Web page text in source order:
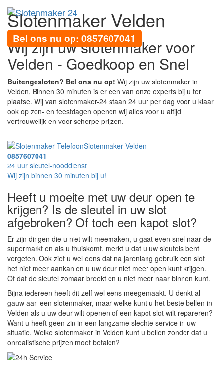
Bel ons nu op: 0857607041
Slotenmaker Velden
Wij zijn uw slotenmaker voor
Velden - Goedkoop en Snel
Buitengesloten? Bel ons nu op! Wij zijn uw slotenmaker in
Velden, Binnen 30 minuten is er een van onze experts bij u ter
plaatse. Wij van slotenmaker-24 staan 24 uur per dag voor u klaar
ook op zon- en feestdagen openen wij alles voor u altijd
vertrouwelijk en voor scherpe prijzen.
Slotenmaker Velden
0857607041
24 uur sleutel-nooddienst
Wij zijn binnen 30 minuten bij u!
Heeft u moeite met uw deur open te
krijgen? Is de sleutel in uw slot
afgebroken? Of toch een kapot slot?
Er zijn dingen die u niet wilt meemaken, u gaat even snel naar de
supermarkt en als u thuiskomt, merkt u dat u uw sleutels bent
vergeten. Ook ziet u wel eens dat na jarenlang gebruik een slot
het niet meer aankan en u uw deur niet meer open kunt krijgen.
Of dat de sleutel zomaar breekt en u niet meer naar binnen kunt.
Bijna iedereen heeft dit zelf wel eens meegemaakt. U denkt al
gauw aan een slotenmaker, maar welke kunt u het beste bellen in
Velden als u uw deur wilt openen of een kapot slot wilt repareren?
Want u heeft geen zin in een langzame slechte service in uw
situatie. Welke slotenmaker in Velden kunt u bellen zonder dat u
onrealistische prijzen moet betalen?